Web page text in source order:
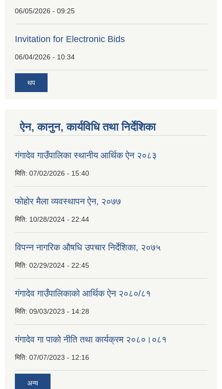
06/05/2026 - 09:25
Invitation for Electronic Bids
06/04/2026 - 10:34
थप
ऐन, कानुन, कार्यविधि तथा निर्देशिका
गंगादेव गाउँपालिका स्थानीय आर्थिक ऐन २०८३
मिति: 07/02/2026 - 15:40
फोहोर मैला व्यवस्थापन ऐन, २०७७
मिति: 10/28/2024 - 22:44
विपन्न नागरिक औषधि उपचार निर्देशिका, २०७५
मिति: 02/29/2024 - 22:45
गंगादेव गाउँपालिकाको आर्थिक ऐन २०८०/८१
मिति: 09/03/2023 - 14:28
गंगादेव गा पाको नीति तथा कार्यक्रम २०८०।०८१
मिति: 07/07/2023 - 12:16
अन्य